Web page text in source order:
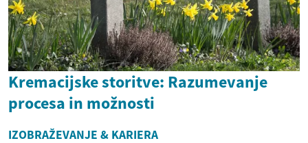
Kremacijske storitve: Razumevanje
procesa in možnosti
IZOBRAŽEVANJE & KARIERA